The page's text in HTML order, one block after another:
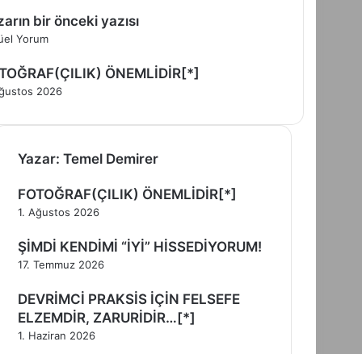
bir önceki yazısı
Yorum
ÖNEMLİDİR[*]
2026
Yazar: Temel Demirer
FOTOĞRAF(ÇILIK) ÖNEMLİDİR[*]
1. Ağustos 2026
ŞİMDİ KENDİMİ “İYİ” HİSSEDİYORUM!
17. Temmuz 2026
DEVRİMCİ PRAKSİS İÇİN FELSEFE
ELZEMDİR, ZARURİDİR…[*]
1. Haziran 2026